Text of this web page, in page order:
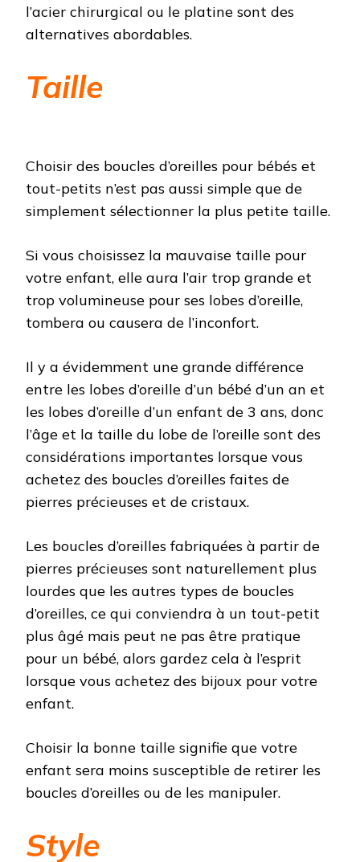
l’acier chirurgical ou le platine sont des
alternatives abordables.
Taille
Choisir des boucles d’oreilles pour bébés et
tout-petits n’est pas aussi simple que de
simplement sélectionner la plus petite taille.
Si vous choisissez la mauvaise taille pour
votre enfant, elle aura l’air trop grande et
trop volumineuse pour ses lobes d’oreille,
tombera ou causera de l’inconfort.
Il y a évidemment une grande différence
entre les lobes d’oreille d’un bébé d’un an et
les lobes d’oreille d’un enfant de 3 ans, donc
l’âge et la taille du lobe de l’oreille sont des
considérations importantes lorsque vous
achetez des boucles d’oreilles faites de
pierres précieuses et de cristaux.
Les boucles d’oreilles fabriquées à partir de
pierres précieuses sont naturellement plus
lourdes que les autres types de boucles
d’oreilles, ce qui conviendra à un tout-petit
plus âgé mais peut ne pas être pratique
pour un bébé, alors gardez cela à l’esprit
lorsque vous achetez des bijoux pour votre
enfant.
Choisir la bonne taille signifie que votre
enfant sera moins susceptible de retirer les
boucles d’oreilles ou de les manipuler.
Style